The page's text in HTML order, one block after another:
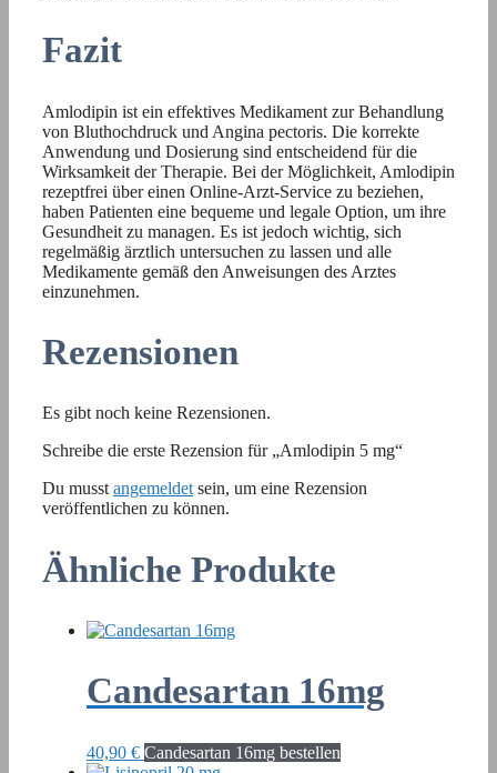
Fazit
Amlodipin ist ein effektives Medikament zur Behandlung
von Bluthochdruck und Angina pectoris. Die korrekte
Anwendung und Dosierung sind entscheidend für die
Wirksamkeit der Therapie. Bei der Möglichkeit, Amlodipin
rezeptfrei über einen Online-Arzt-Service zu beziehen,
haben Patienten eine bequeme und legale Option, um ihre
Gesundheit zu managen. Es ist jedoch wichtig, sich
regelmäßig ärztlich untersuchen zu lassen und alle
Medikamente gemäß den Anweisungen des Arztes
einzunehmen.
Rezensionen
Es gibt noch keine Rezensionen.
Schreibe die erste Rezension für „Amlodipin 5 mg“
Du musst angemeldet sein, um eine Rezension
veröffentlichen zu können.
Ähnliche Produkte
Candesartan 16mg
40,90 € Candesartan 16mg bestellen